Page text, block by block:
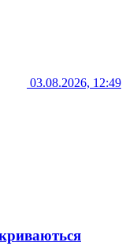
03.08.2026, 12:49